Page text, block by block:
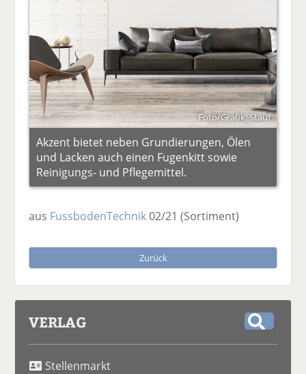
Foto/Grafik: Stauf
Akzent bietet neben Grundierungen, Ölen
und Lacken auch einen Fugenkitt sowie
Reinigungs- und Pflegemittel.
aus FussbodenTechnik02/21(Sortiment)
Zurück
VERLAG
Stellenmarkt